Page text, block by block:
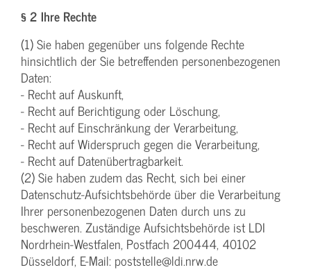
§ 2 Ihre Rechte
(1) Sie haben gegenüber uns folgende Rechte
hinsichtlich der Sie betreffenden personenbezogenen
Daten:
- Recht auf Auskunft,
- Recht auf Berichtigung oder Löschung,
- Recht auf Einschränkung der Verarbeitung,
- Recht auf Widerspruch gegen die Verarbeitung,
- Recht auf Datenübertragbarkeit.
(2) Sie haben zudem das Recht, sich bei einer
Datenschutz-Aufsichtsbehörde über die Verarbeitung
Ihrer personenbezogenen Daten durch uns zu
beschweren. Zuständige Aufsichtsbehörde ist LDI
Nordrhein-Westfalen, Postfach 200444, 40102
Düsseldorf, E-Mail: poststelle@ldi.nrw.de